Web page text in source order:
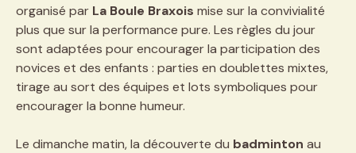
organisé par La Boule Braxois mise sur la convivialité
plus que sur la performance pure. Les règles du jour
sont adaptées pour encourager la participation des
novices et des enfants : parties en doublettes mixtes,
tirage au sort des équipes et lots symboliques pour
encourager la bonne humeur.
Le dimanche matin, la découverte du badminton au